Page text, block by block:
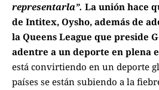
representarla”. La unión hace
de Intitex, Oysho, además de
la Queens League que preside
adentre a un deporte en plena
está convirtiendo en un deporte
países se están subiendo a la